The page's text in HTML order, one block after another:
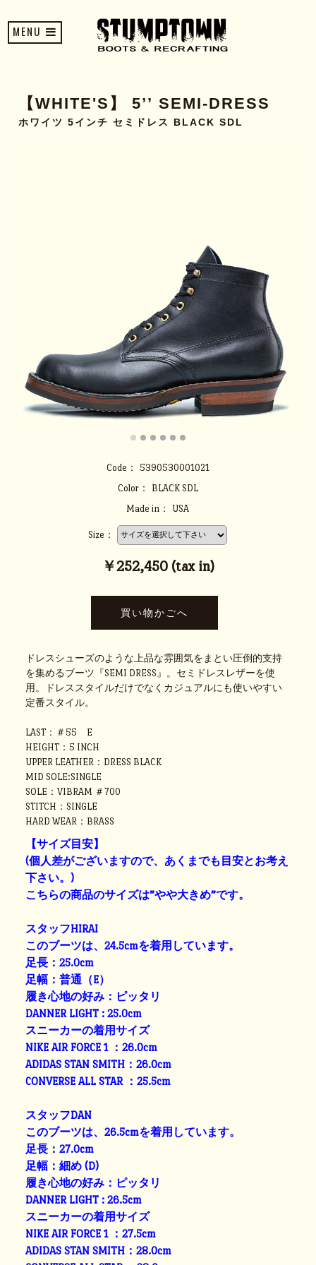
MENU
【WHITE'S】 5’’ SEMI-DRESS
ホワイツ 5インチ セミドレス BLACK SDL
Code：
5390530001021
Color：
BLACK SDL
Made in：
USA
Size：
￥252,450 (tax in)
ドレスシューズのような上品な雰囲気をまとい圧倒的支持
を集めるブーツ『SEMI DRESS』。セミドレスレザーを使
用。ドレススタイルだけでなくカジュアルにも使いやすい
定番スタイル。
LAST：＃55 E
HEIGHT：5 INCH
UPPER LEATHER：DRESS BLACK
MID SOLE:SINGLE
SOLE：VIBRAM ＃700
STITCH：SINGLE
HARD WEAR：BRASS
【サイズ目安】
(個人差がございますので、あくまでも目安とお考え
下さい。)
こちらの商品のサイズは”やや大きめ”です。
スタッフHIRAI
このブーツは、24.5cmを着用しています。
足長：25.0cm
足幅：普通（E）
履き心地の好み：ピッタリ
DANNER LIGHT : 25.0cm
スニーカーの着用サイズ
NIKE AIR FORCE 1 ：26.0cm
ADIDAS STAN SMITH：26.0cm
CONVERSE ALL STAR ：25.5cm
スタッフDAN
このブーツは、26.5cmを着用しています。
足長：27.0cm
足幅：細め (D)
履き心地の好み：ピッタリ
DANNER LIGHT : 26.5cm
スニーカーの着用サイズ
NIKE AIR FORCE 1 ：27.5cm
ADIDAS STAN SMITH：28.0cm